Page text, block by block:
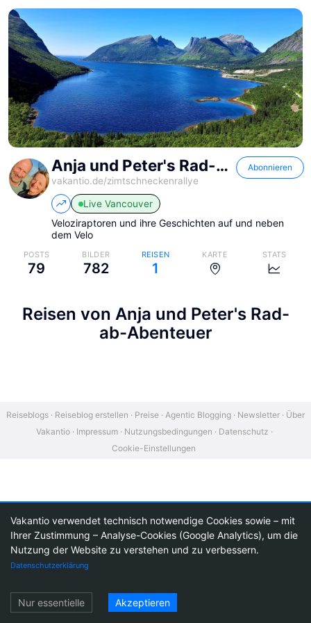
Anja und Peter's Rad-ab-Abenteuer
vakantio.de/zimtschneckenrallye
Abonnieren
Live Vancouver
Veloziraptoren und ihre Geschichten auf und neben
dem Velo
POSTS
79
BILDER
782
REISEN
1
KARTE STATS
Reisen von Anja und Peter's Rad-
ab-Abenteuer
BC Bike Race and more
Vakantio verwendet technisch notwendige Cookies sowie – mit
Ihrer Zustimmung – Analyse-Cookies (Google Analytics), um die
Nutzung der Website zu verstehen und zu verbessern.
Datenschutzerklärung
Nur essentielle Akzeptieren
Reiseblogs Reiseblog erstellen Preise Agentic Blogging Newsletter
Über
Vakantio
Impressum Nutzungsbedingungen
Datenschutz
Cookie-Einstellungen